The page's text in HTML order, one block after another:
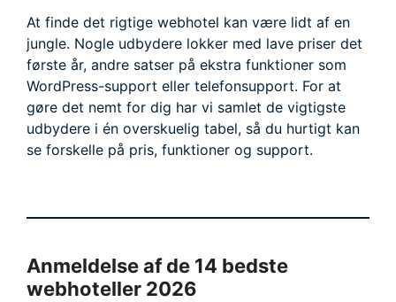
At finde det rigtige webhotel kan være lidt af en
jungle. Nogle udbydere lokker med lave priser det
første år, andre satser på ekstra funktioner som
WordPress-support eller telefonsupport. For at
gøre det nemt for dig har vi samlet de vigtigste
udbydere i én overskuelig tabel, så du hurtigt kan
se forskelle på pris, funktioner og support.
Anmeldelse af de 14 bedste
webhoteller 2026